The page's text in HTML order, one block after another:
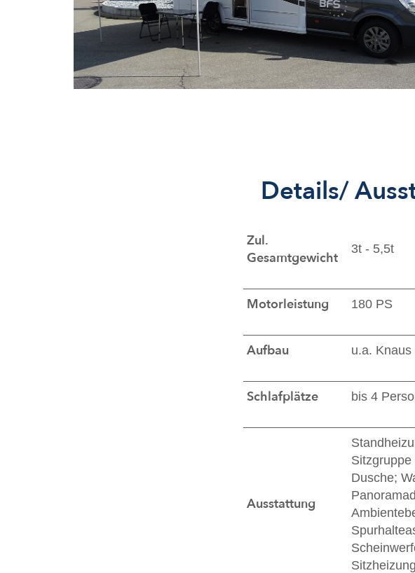
Details/
Zul.
Gesamtgewicht
3t - 5,5t
Motorleistung 180 PS
Aufbau u.a. Knaus
Schlafplätze bis 4
Ausstattung
Dusche;